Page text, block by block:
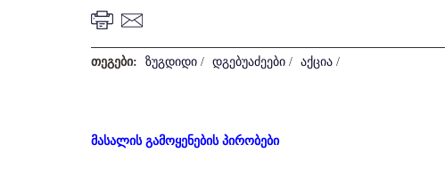
თეგები: ზუგდიდი / დგებუაძეები / აქცია /
მასალის გამოყენების პირობები